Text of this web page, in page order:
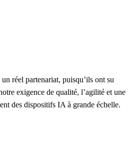
réel partenariat, puisqu’ils ont su
exigence de qualité, l’agilité et une
des dispositifs IA à grande échelle.